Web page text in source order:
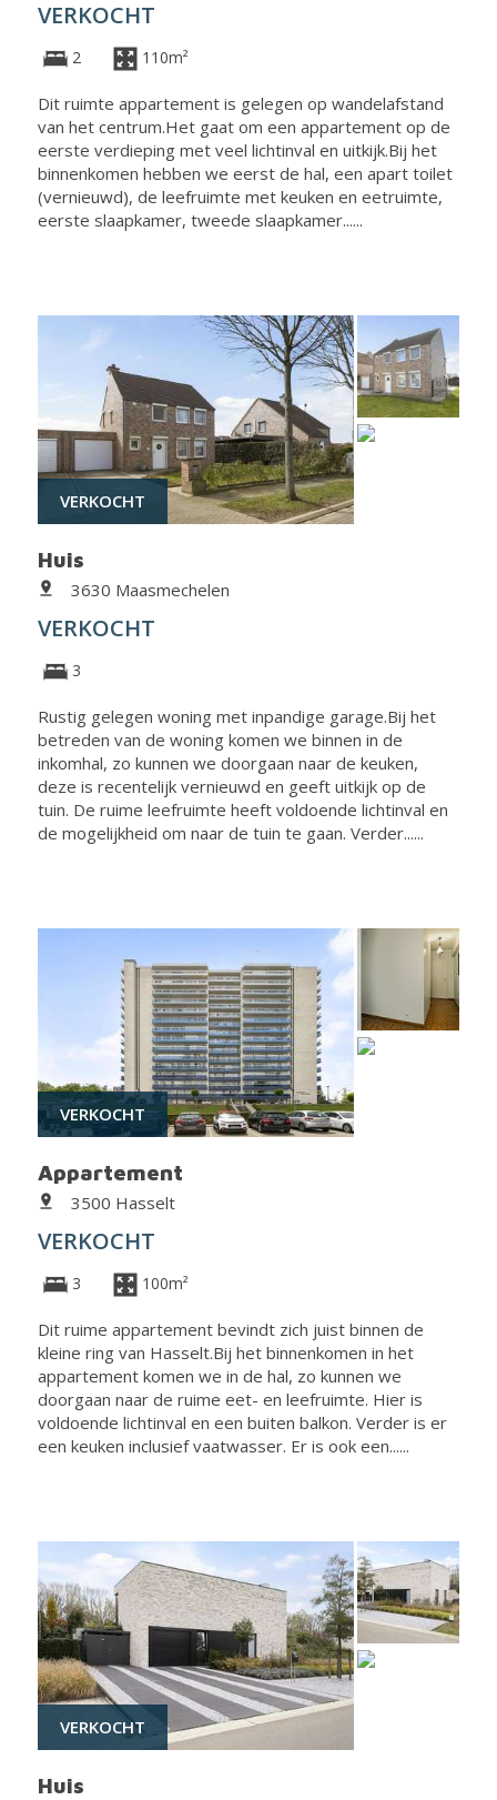
VERKOCHT
2 110m²
Dit ruimte appartement is gelegen op wandelafstand
van het centrum.Het gaat om een appartement op de
eerste verdieping met veel lichtinval en uitkijk.Bij het
binnenkomen hebben we eerst de hal, een apart toilet
(vernieuwd), de leefruimte met keuken en eetruimte,
eerste slaapkamer, tweede slaapkamer......
VERKOCHT
Huis
3630 Maasmechelen
VERKOCHT
3
Rustig gelegen woning met inpandige garage.Bij het
betreden van de woning komen we binnen in de
inkomhal, zo kunnen we doorgaan naar de keuken,
deze is recentelijk vernieuwd en geeft uitkijk op de
tuin. De ruime leefruimte heeft voldoende lichtinval en
de mogelijkheid om naar de tuin te gaan. Verder......
VERKOCHT
Appartement
3500 Hasselt
VERKOCHT
3 100m²
Dit ruime appartement bevindt zich juist binnen de
kleine ring van Hasselt.Bij het binnenkomen in het
appartement komen we in de hal, zo kunnen we
doorgaan naar de ruime eet- en leefruimte. Hier is
voldoende lichtinval en een buiten balkon. Verder is er
een keuken inclusief vaatwasser. Er is ook een......
VERKOCHT
Huis